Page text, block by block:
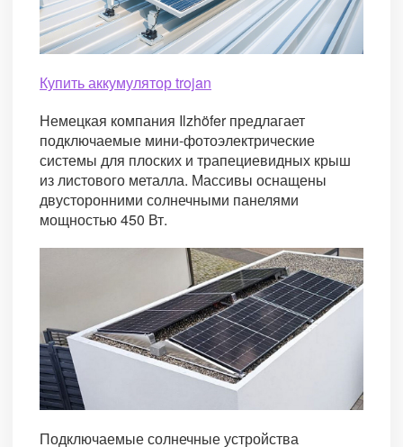
Купить аккумулятор trojan
Немецкая компания Ilzhöfer предлагает
подключаемые мини-фотоэлектрические
системы для плоских и трапециевидных крыш
из листового металла. Массивы оснащены
двусторонними солнечными панелями
мощностью 450 Вт.
Подключаемые солнечные устройства